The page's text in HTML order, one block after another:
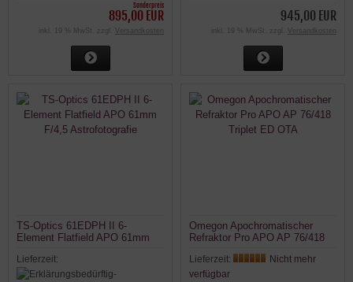
Sonderpreis
895,00 EUR
inkl. 19 % MwSt. zzgl. Versandkosten
945,00 EUR
inkl. 19 % MwSt. zzgl. Versandkosten
TS-Optics 61EDPH II 6-
Element Flatfield APO 61mm
Lieferzeit:
Omegon Apochromatischer
Refraktor Pro APO AP 76/418
Lieferzeit:
Nicht mehr
verfügbar